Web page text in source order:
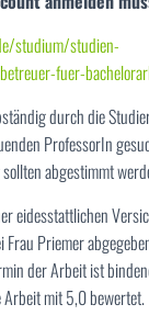
studium/studien-
fuer-
durch die
ProfessorIn
abgestimmt
eidesstattlichen
Priemer
der Arbeit ist
mit 5,0 bewertet.